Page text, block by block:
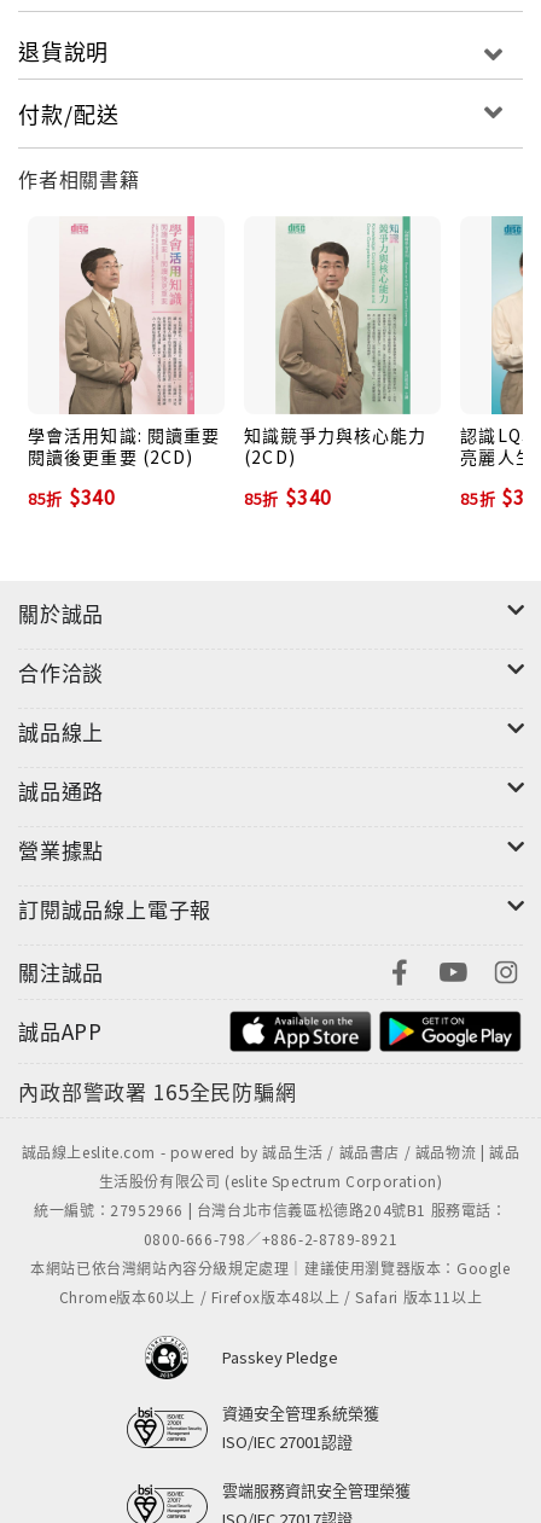
退貨說明
付款/配送
作者相關書籍
學會活用知識: 閱讀重要
閱讀後更重要 (2CD)
85折 $340
知識競爭力與核心能力
(2CD)
85折 $340
認識LQ
亮麗人生
85折
關於誠品
合作洽談
誠品線上
誠品通路
營業據點
訂閱誠品線上電子報
關注誠品
誠品APP
內政部警政署 165全民防騙網
誠品線上eslite.com - powered by 誠品生活 / 誠品書店 / 誠品物流 | 誠品
生活股份有限公司 (eslite Spectrum Corporation)
統一編號：27952966 | 台灣台北市信義區松德路204號B1 服務電話：
0800-666-798／+886-2-8789-8921
本網站已依台灣網站內容分級規定處理｜建議使用瀏覽器版本：Google
Chrome版本60以上 / Firefox版本48以上 / Safari 版本11以上
Passkey Pledge
資通安全管理系統榮獲
ISO/IEC 27001認證
雲端服務資訊安全管理榮獲